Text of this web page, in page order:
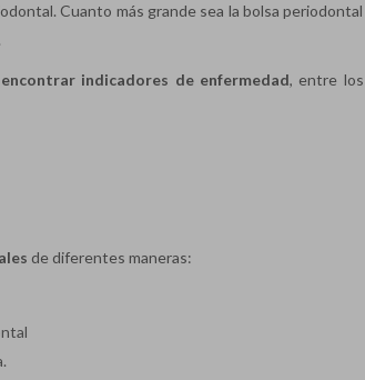
Cuanto más grande sea la bolsa periodontal
encontrar indicadores de enfermedad, entre los
de diferentes maneras: